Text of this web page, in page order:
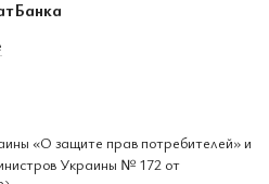
«О защите прав потребителей» и
Украины № 172 от